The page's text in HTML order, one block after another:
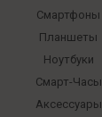
Смартфоны
Планшеты
Ноутбуки
Смарт-Часы
Аксессуары